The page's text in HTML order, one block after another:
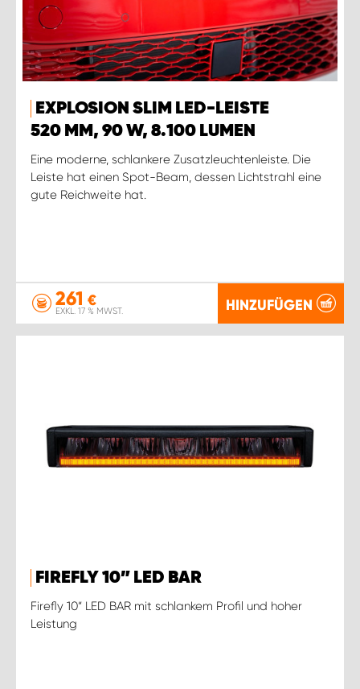
EXPLOSION SLIM LED-LEISTE
520 MM, 90 W, 8.100 LUMEN
Eine moderne, schlankere Zusatzleuchtenleiste. Die
Leiste hat einen Spot-Beam, dessen Lichtstrahl eine
gute Reichweite hat.
261 €
EXKL. 17 % MWST. HINZUFÜGEN
FIREFLY 10” LED BAR
Firefly 10“ LED BAR mit schlankem Profil und hoher
Leistung